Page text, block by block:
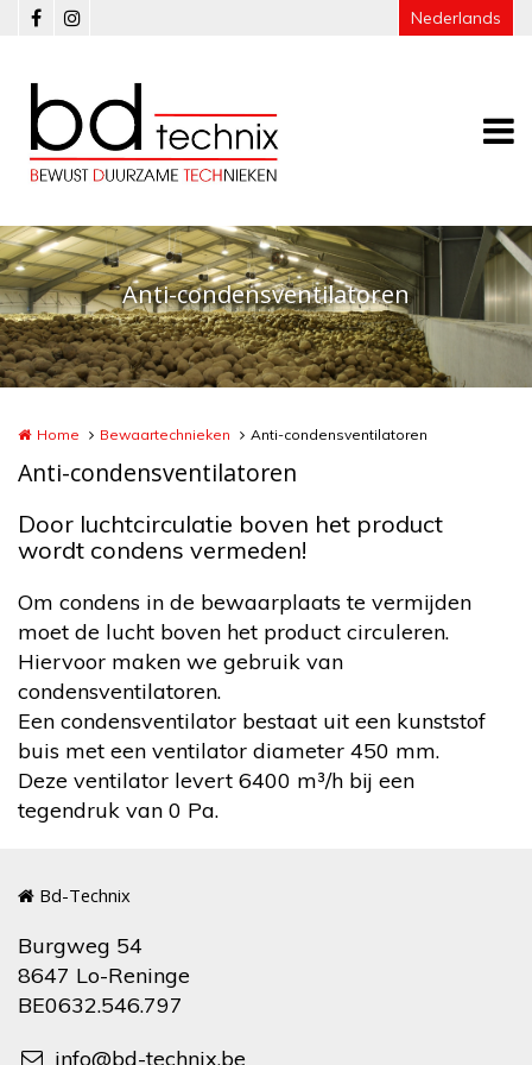
Overslaan en naar de inhoud gaan Nederlands
Anti-condensventilatoren
Home Bewaartechnieken Anti-condensventilatoren
Anti-condensventilatoren
Door luchtcirculatie boven het product
wordt condens vermeden!
Om condens in de bewaarplaats te vermijden
moet de lucht boven het product circuleren.
Hiervoor maken we gebruik van
condensventilatoren.
Een condensventilator bestaat uit een kunststof
buis met een ventilator diameter 450 mm.
Deze ventilator levert 6400 m³/h bij een
tegendruk van 0 Pa.
Bd-Technix
Burgweg 54
8647 Lo-Reninge
BE0632.546.797
info@bd-technix.be